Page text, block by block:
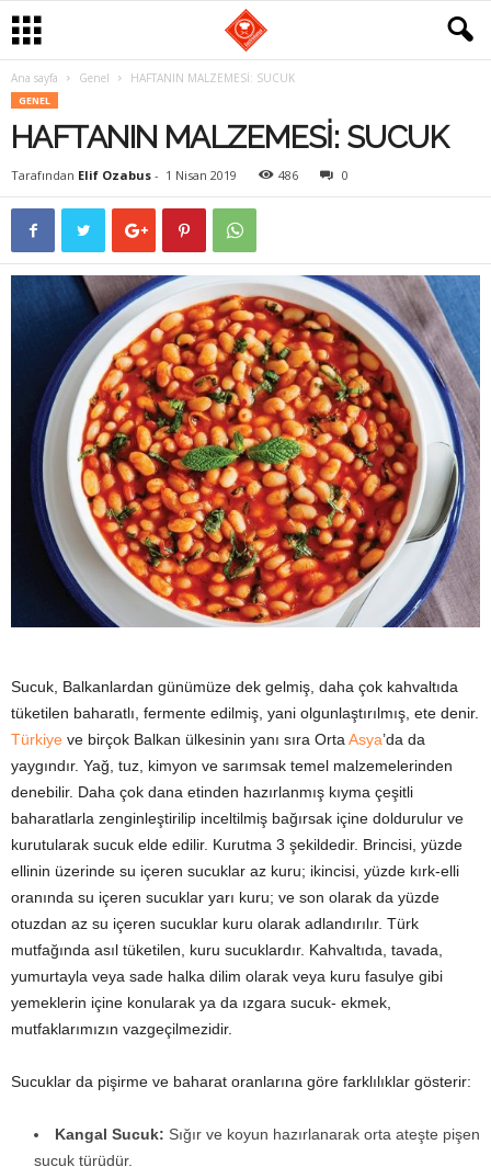
Ana sayfa Genel HAFTANIN MALZEMESİ: SUCUK
GENEL
HAFTANIN MALZEMESİ: SUCUK
Tarafından Elif Ozabus - 1 Nisan 2019 486 0
Sucuk, Balkanlardan günümüze dek gelmiş, daha çok kahvaltıda
tüketilen baharatlı, fermente edilmiş, yani olgunlaştırılmış, ete denir.
Türkiye ve birçok Balkan ülkesinin yanı sıra Orta Asya’da da
yaygındır. Yağ, tuz, kimyon ve sarımsak temel malzemelerinden
denebilir. Daha çok dana etinden hazırlanmış kıyma çeşitli
baharatlarla zenginleştirilip inceltilmiş bağırsak içine doldurulur ve
kurutularak sucuk elde edilir. Kurutma 3 şekildedir. Brincisi, yüzde
ellinin üzerinde su içeren sucuklar az kuru; ikincisi, yüzde kırk-elli
oranında su içeren sucuklar yarı kuru; ve son olarak da yüzde
otuzdan az su içeren sucuklar kuru olarak adlandırılır. Türk
mutfağında asıl tüketilen, kuru sucuklardır. Kahvaltıda, tavada,
yumurtayla veya sade halka dilim olarak veya kuru fasulye gibi
yemeklerin içine konularak ya da ızgara sucuk- ekmek,
mutfaklarımızın vazgeçilmezidir.
Sucuklar da pişirme ve baharat oranlarına göre farklılıklar gösterir:
Kangal Sucuk: Sığır ve koyun hazırlanarak orta ateşte pişen
sucuk türüdür.